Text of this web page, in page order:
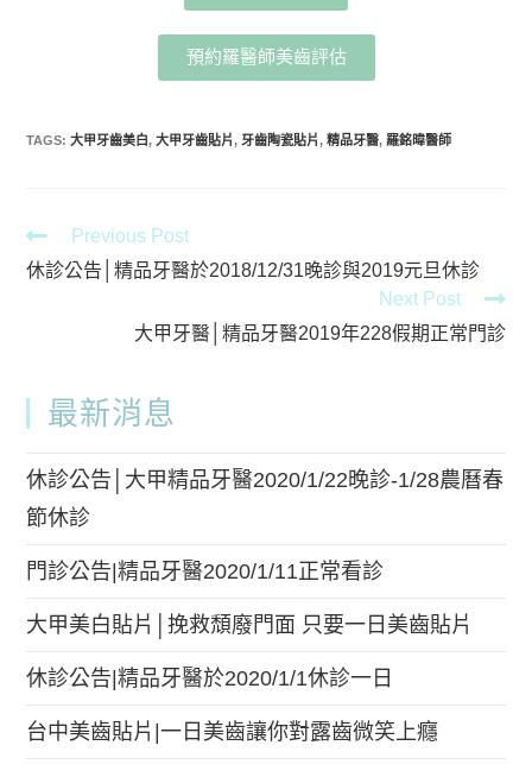
預約羅醫師美齒評估
TAGS:大甲牙齒美白, 大甲牙齒貼片, 牙齒陶瓷貼片, 精品牙醫, 羅銘暐醫師
Previous Post
休診公告│精品牙醫於2018/12/31晚診與2019元旦休診
Next Post
大甲牙醫│精品牙醫2019年228假期正常門診
最新消息
休診公告│大甲精品牙醫2020/1/22晚診-1/28農曆春
節休診
門診公告|精品牙醫2020/1/11正常看診
大甲美白貼片│挽救頹廢門面 只要一日美齒貼片
休診公告|精品牙醫於2020/1/1休診一日
台中美齒貼片|一日美齒讓你對露齒微笑上癮